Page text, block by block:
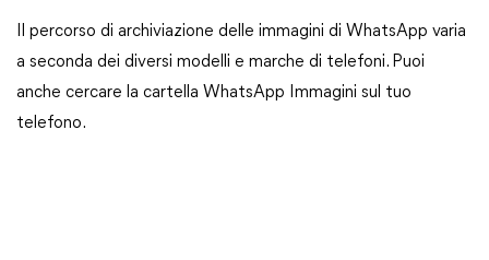
Il percorso di archiviazione delle immagini di WhatsApp varia
a seconda dei diversi modelli e marche di telefoni. Puoi
anche cercare la cartella WhatsApp Immagini sul tuo
telefono.